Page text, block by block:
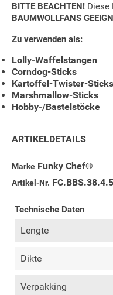
BITTE BEACHTEN! Diese
BAUMWOLLFANS
Zu verwenden als:
Lolly-Waffelstangen
Corndog-Sticks
Kartoffel-Twister-Sticks
Marshmallow-Sticks
Hobby-/Bastelstöcke
ARTIKELDETAILS
Marke Funky Chef®
Artikel-Nr.
Technische Daten
Lengte
Dikte
Verpakking